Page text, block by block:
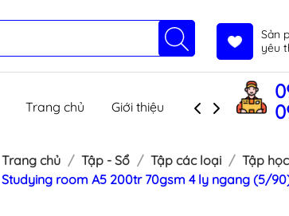
Sản
yêu
Trang chủ Giới thiệu Sản phẩm
Trang chủ Tập - Sổ Tập các loại Tập
Studying room A5 200tr 70gsm 4 ly ngang (5/